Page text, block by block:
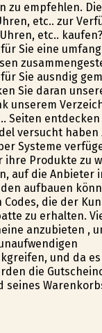
zu empfehlen.
etc.. zur
etc..
Sie eine
Sie ausfindig
Sie daran
unserem
Seiten
versucht
Systeme
Produkte zu
auf die Anbieter
aufbauen
die der
zu erhalten.
anzubieten ,
und da
die
seines